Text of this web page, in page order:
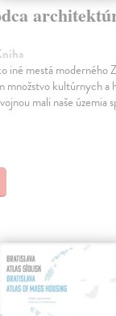
iné mestá moderného
množstvo kultúrnych a
mali naše územia